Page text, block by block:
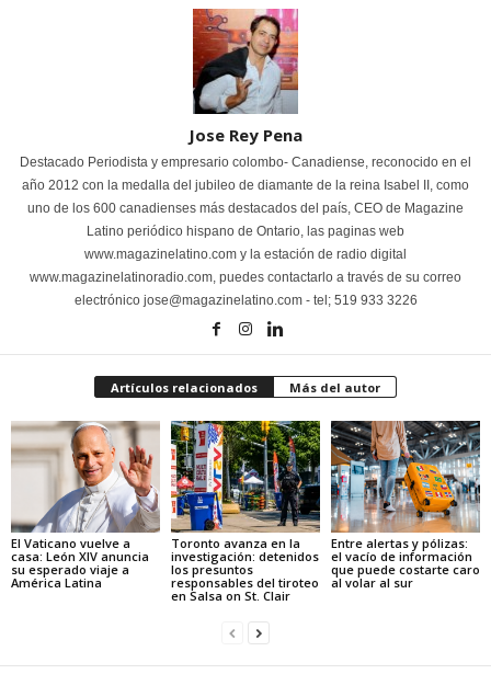
Jose Rey Pena
Destacado Periodista y empresario colombo- Canadiense, reconocido en el
año 2012 con la medalla del jubileo de diamante de la reina Isabel II, como
uno de los 600 canadienses más destacados del país, CEO de Magazine
Latino periódico hispano de Ontario, las paginas web
www.magazinelatino.com y la estación de radio digital
www.magazinelatinoradio.com, puedes contactarlo a través de su correo
electrónico jose@magazinelatino.com - tel; 519 933 3226
Artículos relacionados Más del autor
El Vaticano vuelve a
casa: León XIV anuncia
su esperado viaje a
América Latina
Toronto avanza en la
investigación: detenidos
los presuntos
responsables del tiroteo
en Salsa on St. Clair
Entre alertas y pólizas:
el vacío de información
que puede costarte caro
al volar al sur